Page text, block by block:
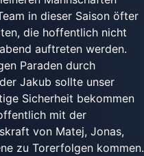
in dieser Saison öfter
die hoffentlich nicht
auftreten werden.
Paraden durch
Jakub sollte unser
Sicherheit bekommen
mit der
von Matej, Jonas,
zu Torerfolgen kommen.